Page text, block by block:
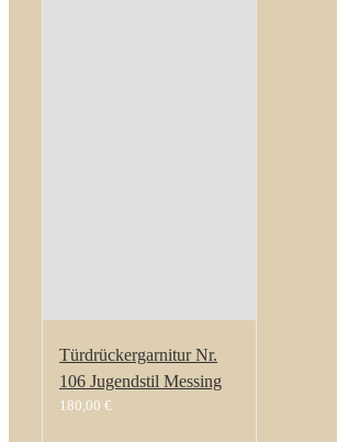
Türdrückergarnitur Nr.
106 Jugendstil Messing
180,00 €